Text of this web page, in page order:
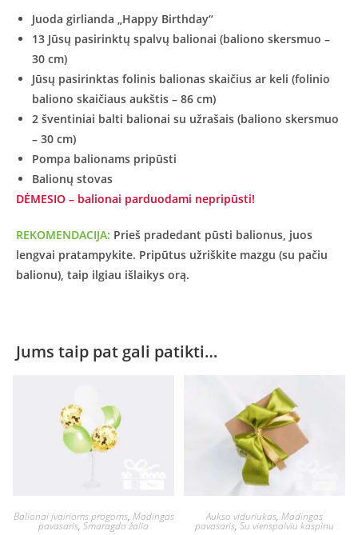
Juoda girlianda „Happy Birthday“
13 Jūsų pasirinktų spalvų balionai (baliono skersmuo –
30 cm)
Jūsų pasirinktas folinis balionas skaičius ar keli (folinio
baliono skaičiaus aukštis – 86 cm)
2 šventiniai balti balionai su užrašais (baliono skersmuo
– 30 cm)
Pompa balionams pripūsti
Balionų stovas
DĖMESIO – balionai parduodami nepripūsti!
REKOMENDACIJA: Prieš pradedant pūsti balionus, juos
lengvai pratampykite. Pripūtus užriškite mazgu (su pačiu
balionu), taip ilgiau išlaikys orą.
Jums taip pat gali patikti…
Balionai įvairioms progoms, Madingas
pavasaris, Smaragdo žalia
Aukso viduriukas, Madingas
pavasaris, Su vienspalviu kaspinu